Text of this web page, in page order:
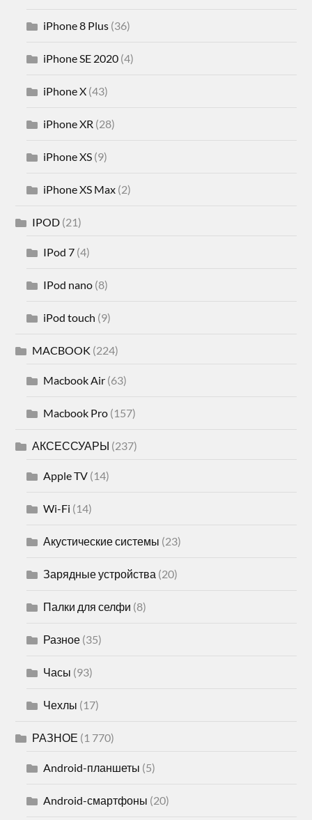
iPhone 8 Plus (36)
iPhone SE 2020 (4)
iPhone X (43)
iPhone XR (28)
iPhone XS (9)
iPhone XS Max (2)
IPOD (21)
IPod 7 (4)
IPod nano (8)
iPod touch (9)
MACBOOK (224)
Macbook Air (63)
Macbook Pro (157)
АКСЕССУАРЫ (237)
Apple TV (14)
Wi-Fi (14)
Акустические системы (23)
Зарядные устройства (20)
Палки для селфи (8)
Разное (35)
Часы (93)
Чехлы (17)
РАЗНОЕ (1 770)
Android-планшеты (5)
Android-смартфоны (20)